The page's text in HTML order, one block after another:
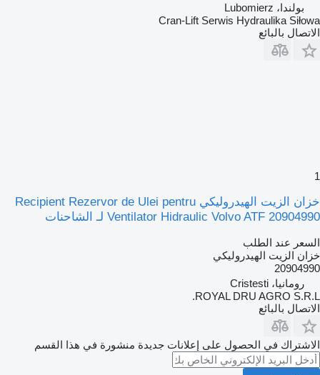
بولندا، Lubomierz
Cran-Lift Serwis Hydraulika Siłowa
الاتصال بالبائع
1
خزان الزيت الهيدروليكي Recipient Rezervor de Ulei pentru
Ventilator Hidraulic Volvo ATF 20904990 لـ الشاحنات
السعر عند الطلب
خزان الزيت الهيدروليكي
20904990
رومانيا، Cristesti
ROYAL DRU AGRO S.R.L.
الاتصال بالبائع
الاشتراك في الحصول على إعلانات جديدة منشورة في هذا القسم